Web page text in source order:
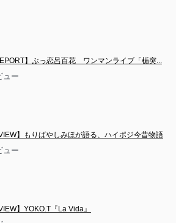
】ぶっ恋呂百花　ワンマンライブ「楯突...
ュー
】もりばやしみほが語る、ハイポジ今昔物語
ュー
】YOKO.T『La Vida』